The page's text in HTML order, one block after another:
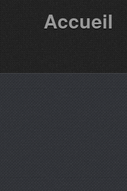
Accueil
Partenaires